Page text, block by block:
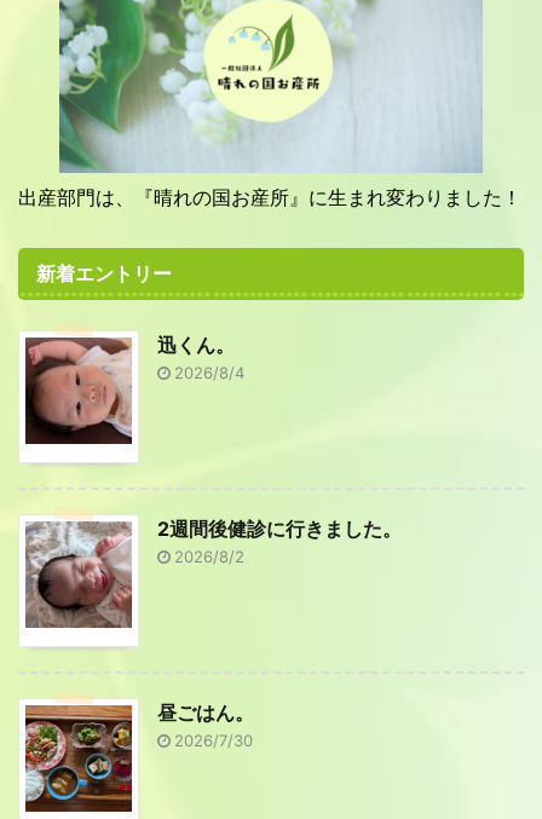
出産部門は、『晴れの国お産所』に生まれ変わりました！
新着エントリー
迅くん。
2026/8/4
2週間後健診に行きました。
2026/8/2
昼ごはん。
2026/7/30